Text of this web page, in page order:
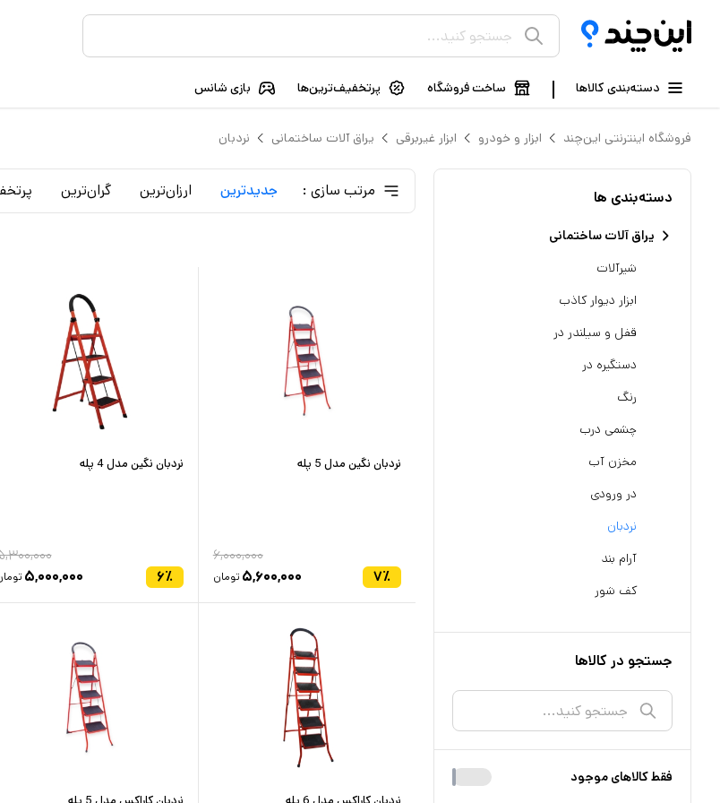
دسته‌بندی کالاها ساخت فروشگاه پرتخفیف‌ترین‌ها بازی شانس
فروشگاه اینترنتی این‌چند ابزار و خودرو ابزار غیربرقی یراق آلات ساختمانی نردبان
دسته‌بندی ها
یراق آلات ساختمانی
شیرآلات
ابزار دیوار کاذب
قفل و سیلندر در
دستگیره در
رنگ
چشمی درب
مخزن آب
در ورودی
نردبان
آرام بند
کف شور
جستجو در کالاها
فقط کالا‌های موجود
مرتب سازی : جدید‌ترین ارزان‌ترین گران‌ترین
نردبان نگین مدل 5 پله
۷٪
۶,۰۰۰,۰۰۰
۵,۶۰۰,۰۰۰ تومان
نردبان نگین مدل 4 پله
۶٪
۵,۰۰۰,۰۰۰